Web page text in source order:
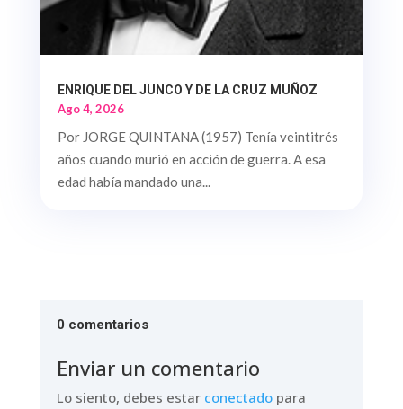
ENRIQUE DEL JUNCO Y DE LA CRUZ MUÑOZ
Ago 4, 2026
Por JORGE QUINTANA (1957) Tenía veintitrés
años cuando murió en acción de guerra. A esa
edad había mandado una...
0 comentarios
Enviar un comentario
Lo siento, debes estar conectadopara